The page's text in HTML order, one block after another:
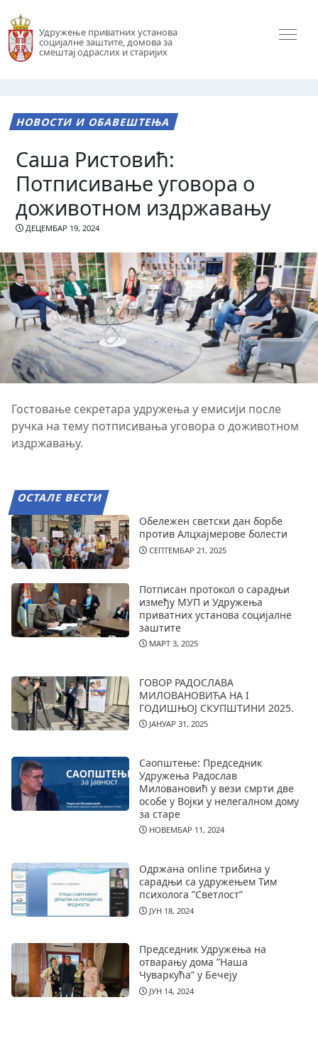
Удружење приватних установа
социјалне заштите, домова за
смештај одраслих и старијих
НОВОСТИ И ОБАВЕШТЕЊА
Саша Ристовић:
Потписивање уговора о
доживотном издржавању
ДЕЦЕМБАР 19, 2024
Гостовање секретара удружења у емисији после
ручка на тему потписивања уговора о доживотном
издржавању.
ОСТАЛЕ ВЕСТИ
Обележен светски дан борбе
против Алцхајмерове болести
СЕПТЕМБАР 21, 2025
Потписан протокол о сарадњи
између МУП и Удружења
приватних установа социјалне
заштите
МАРТ 3, 2025
ГОВОР РАДОСЛАВА
МИЛОВАНОВИЋА НА I
ГОДИШЊОЈ СКУПШТИНИ 2025.
ЈАНУАР 31, 2025
Саопштење: Председник
Удружења Радослав
Миловановић у вези смрти две
особе у Војки у нелегалном дому
за старе
НОВЕМБАР 11, 2024
Одржана online трибина у
сарадњи са удружењем Тим
психолога ”Светлост”
ЈУН 18, 2024
Председник Удружења на
отварању дома ”Наша
Чуваркућа” у Бечеју
ЈУН 14, 2024